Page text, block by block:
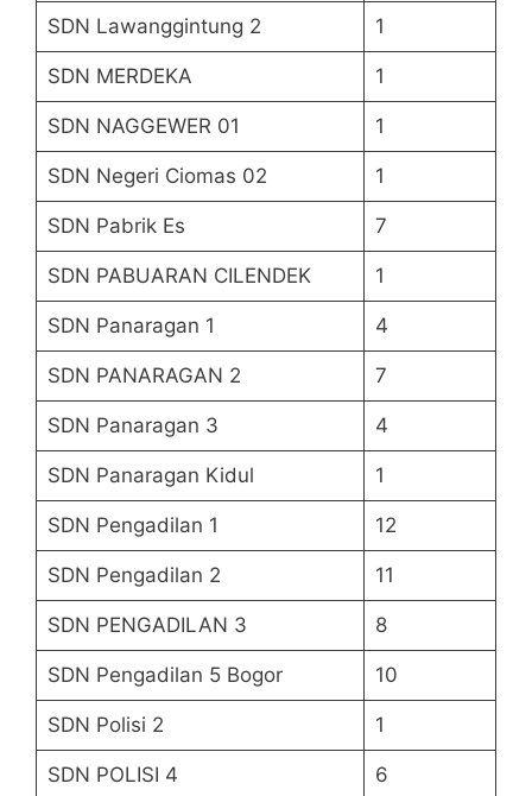
SDN Lawanggintung 2 1
SDN MERDEKA 1
SDN NAGGEWER 01 1
SDN Negeri Ciomas 02 1
SDN Pabrik Es 7
SDN PABUARAN CILENDEK 1
SDN Panaragan 1 4
SDN PANARAGAN 2 7
SDN Panaragan 3 4
SDN Panaragan Kidul 1
SDN Pengadilan 1 12
SDN Pengadilan 2 11
SDN PENGADILAN 3 8
SDN Pengadilan 5 Bogor 10
SDN Polisi 2 1
SDN POLISI 4 6